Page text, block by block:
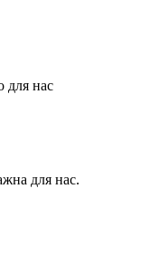
для нас
для нас.